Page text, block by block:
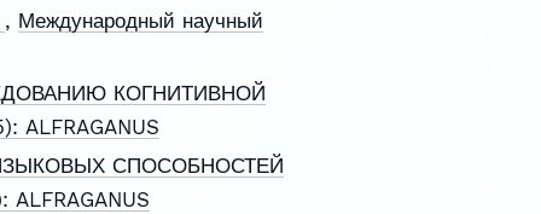
, Международный научный
КОГНИТИВНОЙ
ALFRAGANUS
СПОСОБНОСТЕЙ